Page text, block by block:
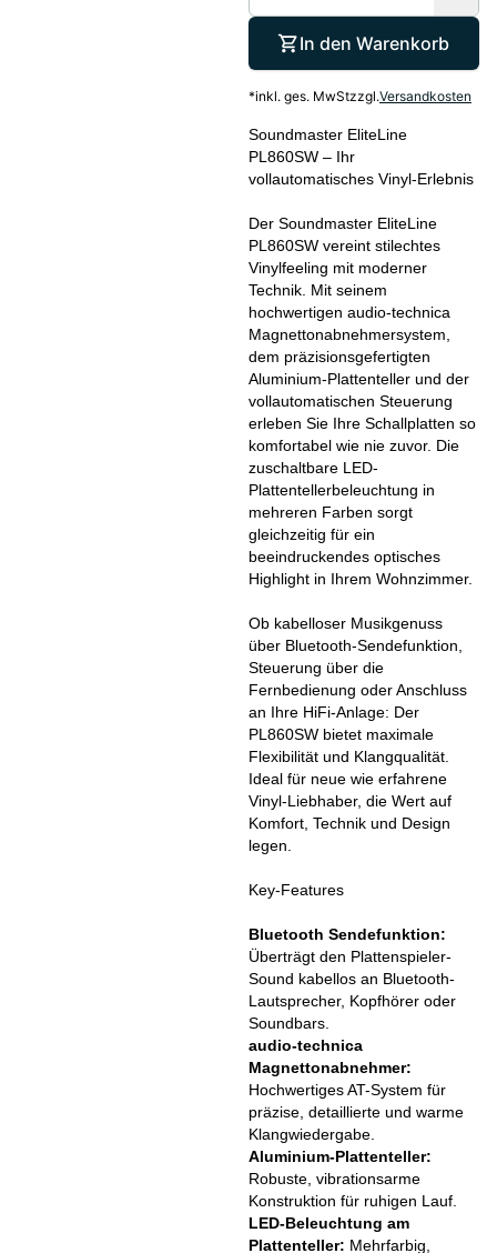
In den Warenkorb
*inkl. ges. MwStzzgl.Versandkosten
Soundmaster EliteLine
PL860SW – Ihr
vollautomatisches Vinyl-Erlebnis
Der Soundmaster EliteLine
PL860SW vereint stilechtes
Vinylfeeling mit moderner
Technik. Mit seinem
hochwertigen audio-technica
Magnettonabnehmersystem,
dem präzisionsgefertigten
Aluminium-Plattenteller und der
vollautomatischen Steuerung
erleben Sie Ihre Schallplatten so
komfortabel wie nie zuvor. Die
zuschaltbare LED-
Plattentellerbeleuchtung in
mehreren Farben sorgt
gleichzeitig für ein
beeindruckendes optisches
Highlight in Ihrem Wohnzimmer.
Ob kabelloser Musikgenuss
über Bluetooth-Sendefunktion,
Steuerung über die
Fernbedienung oder Anschluss
an Ihre HiFi-Anlage: Der
PL860SW bietet maximale
Flexibilität und Klangqualität.
Ideal für neue wie erfahrene
Vinyl-Liebhaber, die Wert auf
Komfort, Technik und Design
legen.
Key-Features
Bluetooth Sendefunktion:
Überträgt den Plattenspieler-
Sound kabellos an Bluetooth-
Lautsprecher, Kopfhörer oder
Soundbars.
audio-technica
Magnettonabnehmer:
Hochwertiges AT-System für
präzise, detaillierte und warme
Klangwiedergabe.
Aluminium-Plattenteller:
Robuste, vibrationsarme
Konstruktion für ruhigen Lauf.
LED-Beleuchtung am
Plattenteller: Mehrfarbig,